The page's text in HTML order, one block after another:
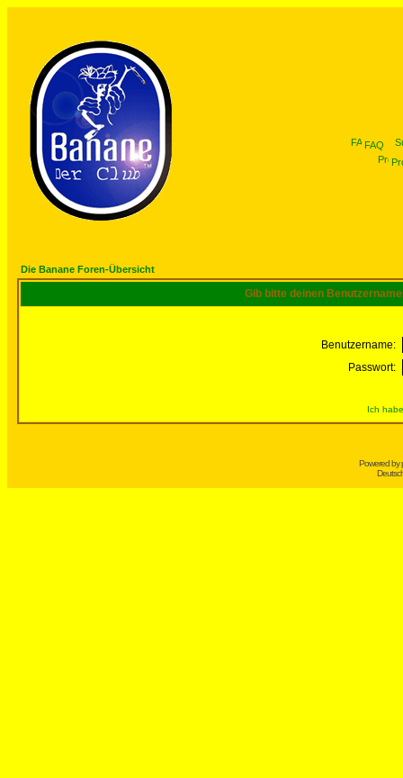
FAQ
Die Banane Foren-Übersicht
Gib bitte deinen
Benutzername:
Passwort:
Ich
Powered by